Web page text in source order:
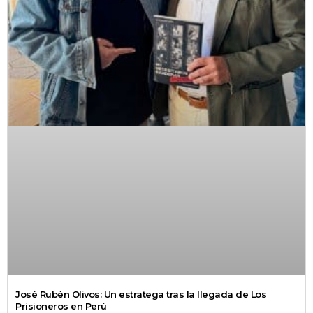
José Rubén Olivos: Un estratega tras la llegada de Los
Prisioneros en Perú